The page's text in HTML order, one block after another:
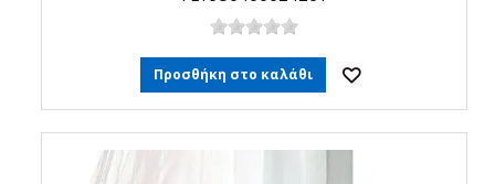
Προσθήκη στο καλάθι